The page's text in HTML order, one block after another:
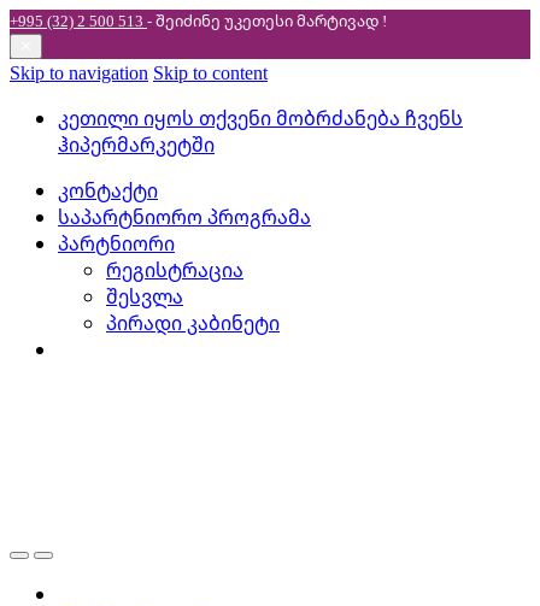
+995 (32) 2 500 513 - შეიძინე უკეთესიმარტივად !
Skip to navigation Skip to content
კეთილი იყოს თქვენი მობრძანება ჩვენს
ჰიპერმარკეტში
კონტაქტი
საპარტნიორო პროგრამა
პარტნიორი
რეგისტრაცია
შესვლა
პირადი კაბინეტი